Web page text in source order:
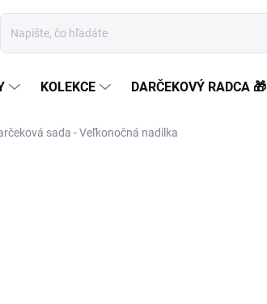
KOLEKCE DARČEKOVÝ RADCA 🎁
sada - Veľkonočná nadílka